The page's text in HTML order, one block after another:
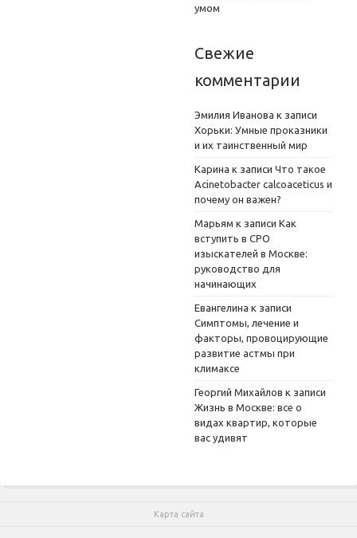
умом
Свежие
комментарии
Эмилия Иванова к записи
Хорьки: Умные проказники
и их таинственный мир
Карина к записи Что такое
Acinetobacter calcoaceticus и
почему он важен?
Марьям к записи Как
вступить в СРО
изыскателей в Москве:
руководство для
начинающих
Евангелина к записи
Симптомы, лечение и
факторы, провоцирующие
развитие астмы при
климаксе
Георгий Михайлов к записи
Жизнь в Москве: все о
видах квартир, которые
вас удивят
Карта сайта